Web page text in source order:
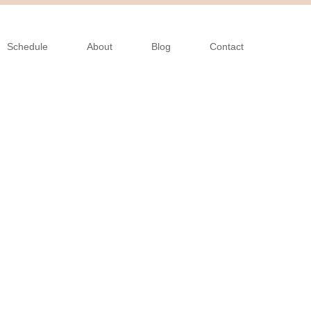
Schedule About Blog Contact